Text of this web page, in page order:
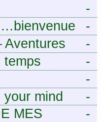
-
-
– Une
mais pas
-
Aventures
Alpes
-
temps
-
-
your mind
-
MES